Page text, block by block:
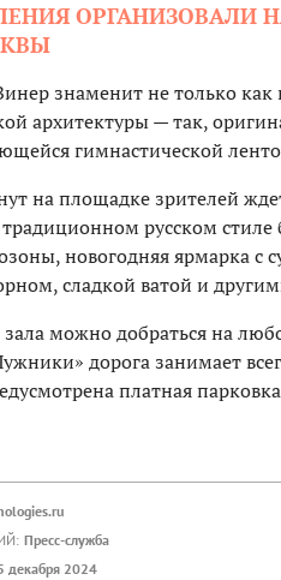
знаменит не только
архитектуры — так,
гимнастической
на площадке зрителей
русском стиле
новогодняя ярмарка с
сладкой ватой и
можно добраться на
дорога занимает
платная
Пресс-служба
декабря 2024